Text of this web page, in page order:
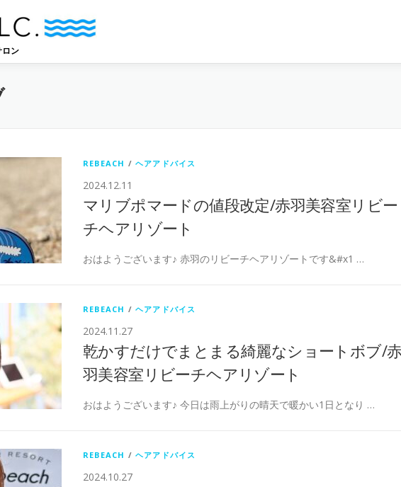
ロン
REBEACH /ヘアアドバイス
2024.12.11
マリブポマードの値段改定/赤羽美容室リビー
チヘアリゾート
おはようございます♪ 赤羽のリビーチヘアリゾートです&#x1 …
REBEACH /ヘアアドバイス
2024.11.27
乾かすだけでまとまる綺麗なショートボブ/
羽美容室リビーチヘアリゾート
おはようございます♪ 今日は雨上がりの晴天で暖かい1日となり …
REBEACH /ヘアアドバイス
2024.10.27